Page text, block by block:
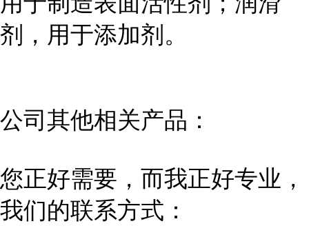
剂，用于添加剂。
公司其他相关产品：
您正好需要，而我正好专业，
我们的联系方式：